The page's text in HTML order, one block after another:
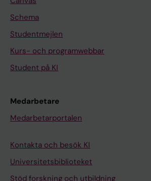
Schema
Studentmejlen
Kurs- och programwebbar
Student på KI
Medarbetare
Medarbetarportalen
Kontakta och besök KI
Universitetsbiblioteket
Stöd forskning och utbildning